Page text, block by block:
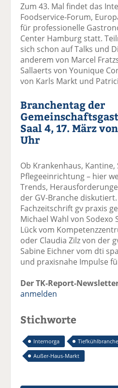
Zum 43. Mal findet das
Foodservice-Forum,
für professionelle
Center Hamburg statt.
sich schon auf Talks und
anderem von Marcel
Sallaerts von Younique
von Karls Markt und
Branchentag der
Saal 4, 17. März
Uhr
Ob Krankenhaus,
Pflegeeinrichtung – hier
Trends,
der GV-Branche
Fachzeitschrift gv praxis
Michael Wahl von Sodexo
Lück vom
oder Claudia Zilz von der
Sabine Eichner vom dti
und praxisnahe Impulse
Der TK-Report-
anmelden
Stichworte
Internorga
Tiefkühlbranche
Außer-Haus-Markt